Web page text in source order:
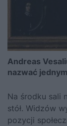
Andreas
nazwać
Na środku sali
stół. Widzów
pozycji